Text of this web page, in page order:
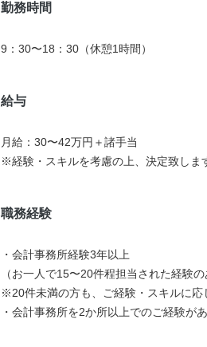
勤務時間
9：30〜18：30（休憩1時間）
給与
月給：30〜42万円＋諸手当
※経験・スキルを考慮の上、決定致しま
職務経験
・会計事務所経験3年以上
（お一人で15〜20件程担当された経験
※20件未満の方も、ご経験・スキルに応
・会計事務所を2か所以上でのご経験が